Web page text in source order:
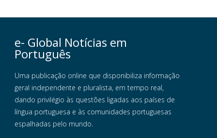
e- Global Notícias em
Português
Uma publicação online que disponibiliza informação
geral independente e pluralista, em tempo real,
dando privilégio às questões ligadas aos países de
língua portuguesa e às comunidades portuguesas
espalhadas pelo mundo.